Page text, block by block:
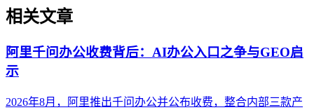
相关文章
阿里千问办公收费背后：AI办公入口之争与GEO启
示
2026年8月，阿里推出千问办公并公布收费，整合内部三款产